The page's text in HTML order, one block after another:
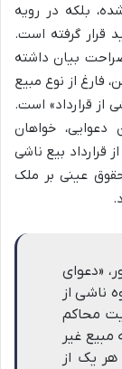
بلکه در رویه
قرار گرفته است.
بیان داشته
فارغ از نوع مبیع
از قرارداد» است.
خواهان
قرارداد بیع ناشی
عینی بر ملک
«دعوای
ناشی از
محاکم
غیر
هر یک از